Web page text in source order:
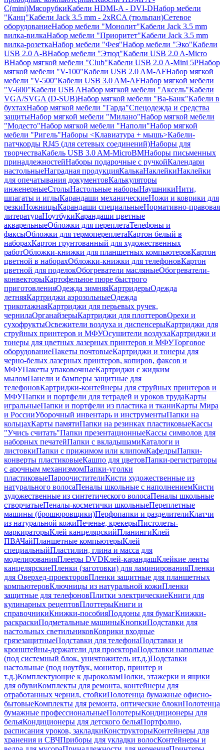
C(mini)МясорубкиКабели HDMI-A - DVI-DНабор мебели
"Канц"Кабели Jack 3.5 mm - 2xRCA (тюльпан)Сетевое
оборудованиеНабор мебели "Монолит"Кабели Jack 3.5 mm
вилка-вилкаНабор мебели "Приоритет"Кабели Jack 3.5 mm
вилка-розеткаНабор мебели "Фея"Набор мебели "Эко"Кабели
USB 2.0 A-BНабор мебели "Этюд"Кабели USB 2.0 A-Micro
BНабор мягкой мебели "Club"Кабели USB 2.0 A-Mini 5PНабор
мягкой мебели "V-100"Кабели USB 2.0 AM-AFНабор мягкой
мебели "V-500"Кабели USB 3.0 AM-AFНабор мягкой мебели
"V-600"Кабели USB AНабор мягкой мебели "Аксель"Кабели
VGA/SVGA (D-SUB)Набор мягкой мебели "Ва-Банк"Кабели в
бухтахНабор мягкой мебели "Гарда"Спецодежда и средства
защитыНабор мягкой мебели "Милано"Набор мягкой мебели
"Модесто"Набор мягкой мебели "Наполи"Набор мягкой
мебели "Ригель"Наборы <Клавиатура + мышь>Кабели-
патчкорды RJ45 (для сетевых соединений)Наборы для
творчестваКабель USB 3.0 AM-MicroBMНаборы письменных
принадлежностейНаборы подарочные с ручкойКалендари
настольныеНаградная продукцияКалькаНаклейкиНаклейки
для опечатывания документовКалькуляторы
инженерныеСтолыНастольные наборыНаушникиНити,
шпагаты и иглыКарандаши механическиеНожи и коврики для
резкиНожницыКарандаши специальныеНормативно-правовая
литератураНоутбукиКарандаши цветные
акварельныеОбложки для переплетаТелефоны и
факсыОбложки для термопереплетаКартон белый в
наборахКартон грунтованный для художественных
работОбложки-книжки для планшетных компьютеровКартон
цветной в наборахОбложки-книжки для телефоновКартон
цветной для поделокОбогреватели масляныеОбогреватели-
конвекторыКартофельное пюре быстрого
приготовленияОдежда зимняяКартридерыОдежда
летняяКартриджи аэрозольныеОдежда
трикотажнаяКартриджи для перьевых ручек,
чернилаОрганайзерыКартриджи для плоттеровОрехи и
сухофруктыОсвежители воздуха и диспенсерыКартриджи для
струйных принтеров и МФУОсушители воздухаКартриджи и
тонеры для цветных лазерных принтеров и МФУТорговое
оборудованиеПакеты почтовыеКартриджи и тонеры для
черно-белых лазерных принтеров, копиров, факсов и
МФУПакеты упаковочныеКартриджи с жидким
мыломПанели и бамперы защитные для
телефоновКартриджи-контейнеры для струйных принтеров и
МФУПапки и портфели для тетрадей и уроков трудаКарты
игральныеПапки и портфели из пластика и тканиКарты Мира
и РоссииУборочный инвентарь и инструментыПапки на
кольцахКарты памятиПапки на резинках пластиковыеКассы
"Учись считать"Папки презентационныеКассы символов для
наборных печатейПапки с вкладышамиКаталоги и
листовкиПапки с прижимом или клипомКафедрыПапки-
конверты пластиковыеКашпо для цветовПапки-регистраторы
с арочным механизмомПапки-уголки
пластиковыеПароочистителиКисти художественные из
натурального волосаПеналы школьные с наполнениемКисти
художественные из синтетического волосаПеналы школьные
створчатыеПеналы-косметички школьныеПереплетные
машины (брошюровщики)Перфопапки и разделителиКлатчи
из натуральной кожиПеченье, крекерыПистолеты-
маркираторыКлей канцелярскийПланингиКлей
ПВАЧайПланшетные компьютерыКлей
специальныйПластилин, глина и масса для
моделированияПлееры DVDКлей-карандашКлейкие ленты
канцелярскиеПленки (заготовки) для ламинированияПленки
для Оверхед-проекторовПленки защитные для планшетных
компьютеровКлючницы из натуральной кожиПленки
защитные для телефоновПлитки электрическиеКниги для
кулинарных рецептовПлоттерыКниги и
справочникиКнижки-пособияПоддоны для бумагКнижки-
раскраскиПодметальные машиныКнопкиПодставки для
настольных светильниковКоврики входные
грязезащитныеПодставки для телефонаПодставки и
кронштейны-держатели для проектораПодставки напольные
(под системный блок, уничтожитель ит.д.)Подставки
настольные (под ноутбук, монитор, принтер и
т.д.)Комплектующие к дыроколамПолки, этажерки и ящики
для обувиКомплекты для ремонта, контейнеры для
отработанных чернил, стойкиПолотенца бумажные офисно-
бытовыеКомплекты для ремонта, оптические блокиПолотенца
бумажные профессиональныеПолотерыКондиционеры для
бельяКондиционеры для детского бельяПортфолио,
расписания уроков, закладкиКонструкторыКонтейнеры для
хранения и СВЧПриборы для укладки волосКонтейнеры и